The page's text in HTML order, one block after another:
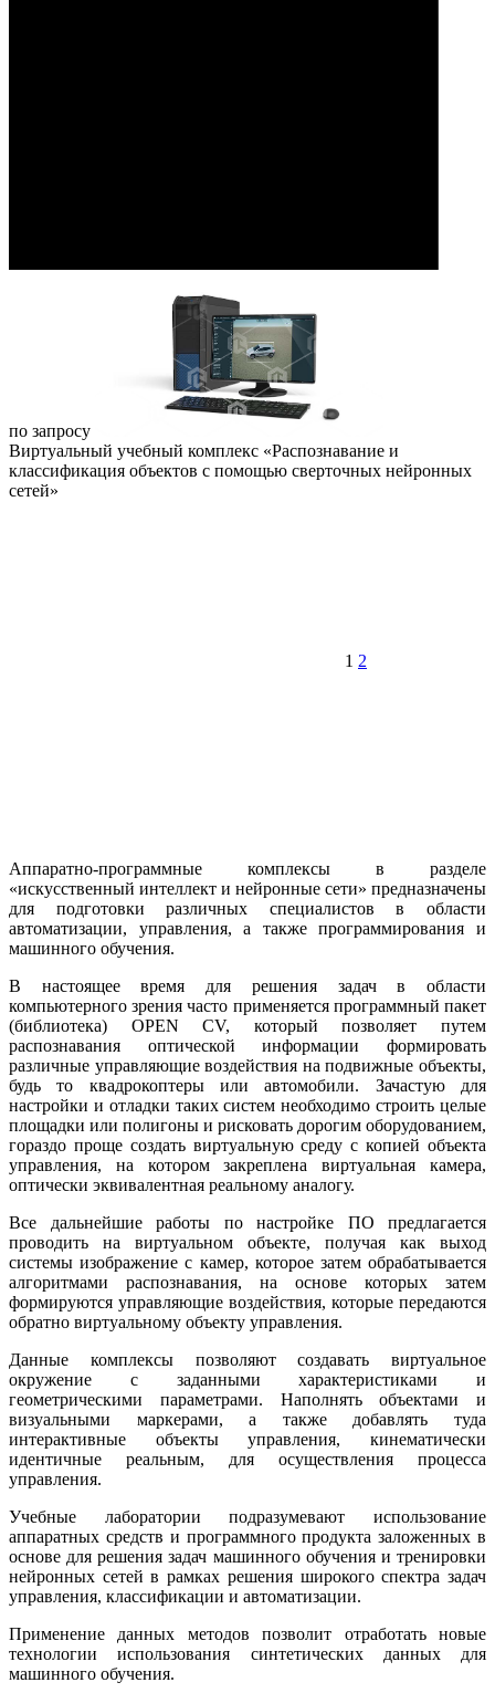
по запросу
Виртуальный учебный комплекс «Распознавание и
классификация объектов с помощью сверточных нейронных
сетей»
1 2
Аппаратно-программные комплексы в разделе
«искусственный интеллект и нейронные сети» предназначены
для подготовки различных специалистов в области
автоматизации, управления, а также программирования и
машинного обучения.
В настоящее время для решения задач в области
компьютерного зрения часто применяется программный пакет
(библиотека) OPEN CV, который позволяет путем
распознавания оптической информации формировать
различные управляющие воздействия на подвижные объекты,
будь то квадрокоптеры или автомобили. Зачастую для
настройки и отладки таких систем необходимо строить целые
площадки или полигоны и рисковать дорогим оборудованием,
гораздо проще создать виртуальную среду с копией объекта
управления, на котором закреплена виртуальная камера,
оптически эквивалентная реальному аналогу.
Все дальнейшие работы по настройке ПО предлагается
проводить на виртуальном объекте, получая как выход
системы изображение с камер, которое затем обрабатывается
алгоритмами распознавания, на основе которых затем
формируются управляющие воздействия, которые передаются
обратно виртуальному объекту управления.
Данные комплексы позволяют создавать виртуальное
окружение с заданными характеристиками и
геометрическими параметрами. Наполнять объектами и
визуальными маркерами, а также добавлять туда
интерактивные объекты управления, кинематически
идентичные реальным, для осуществления процесса
управления.
Учебные лаборатории подразумевают использование
аппаратных средств и программного продукта заложенных в
основе для решения задач машинного обучения и тренировки
нейронных сетей в рамках решения широкого спектра задач
управления, классификации и автоматизации.
Применение данных методов позволит отработать новые
технологии использования синтетических данных для
машинного обучения.